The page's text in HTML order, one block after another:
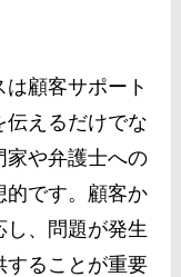
顧客サポート
伝えるだけでな
家や弁護士への
的です。顧客か
し、問題が発生
することが重要